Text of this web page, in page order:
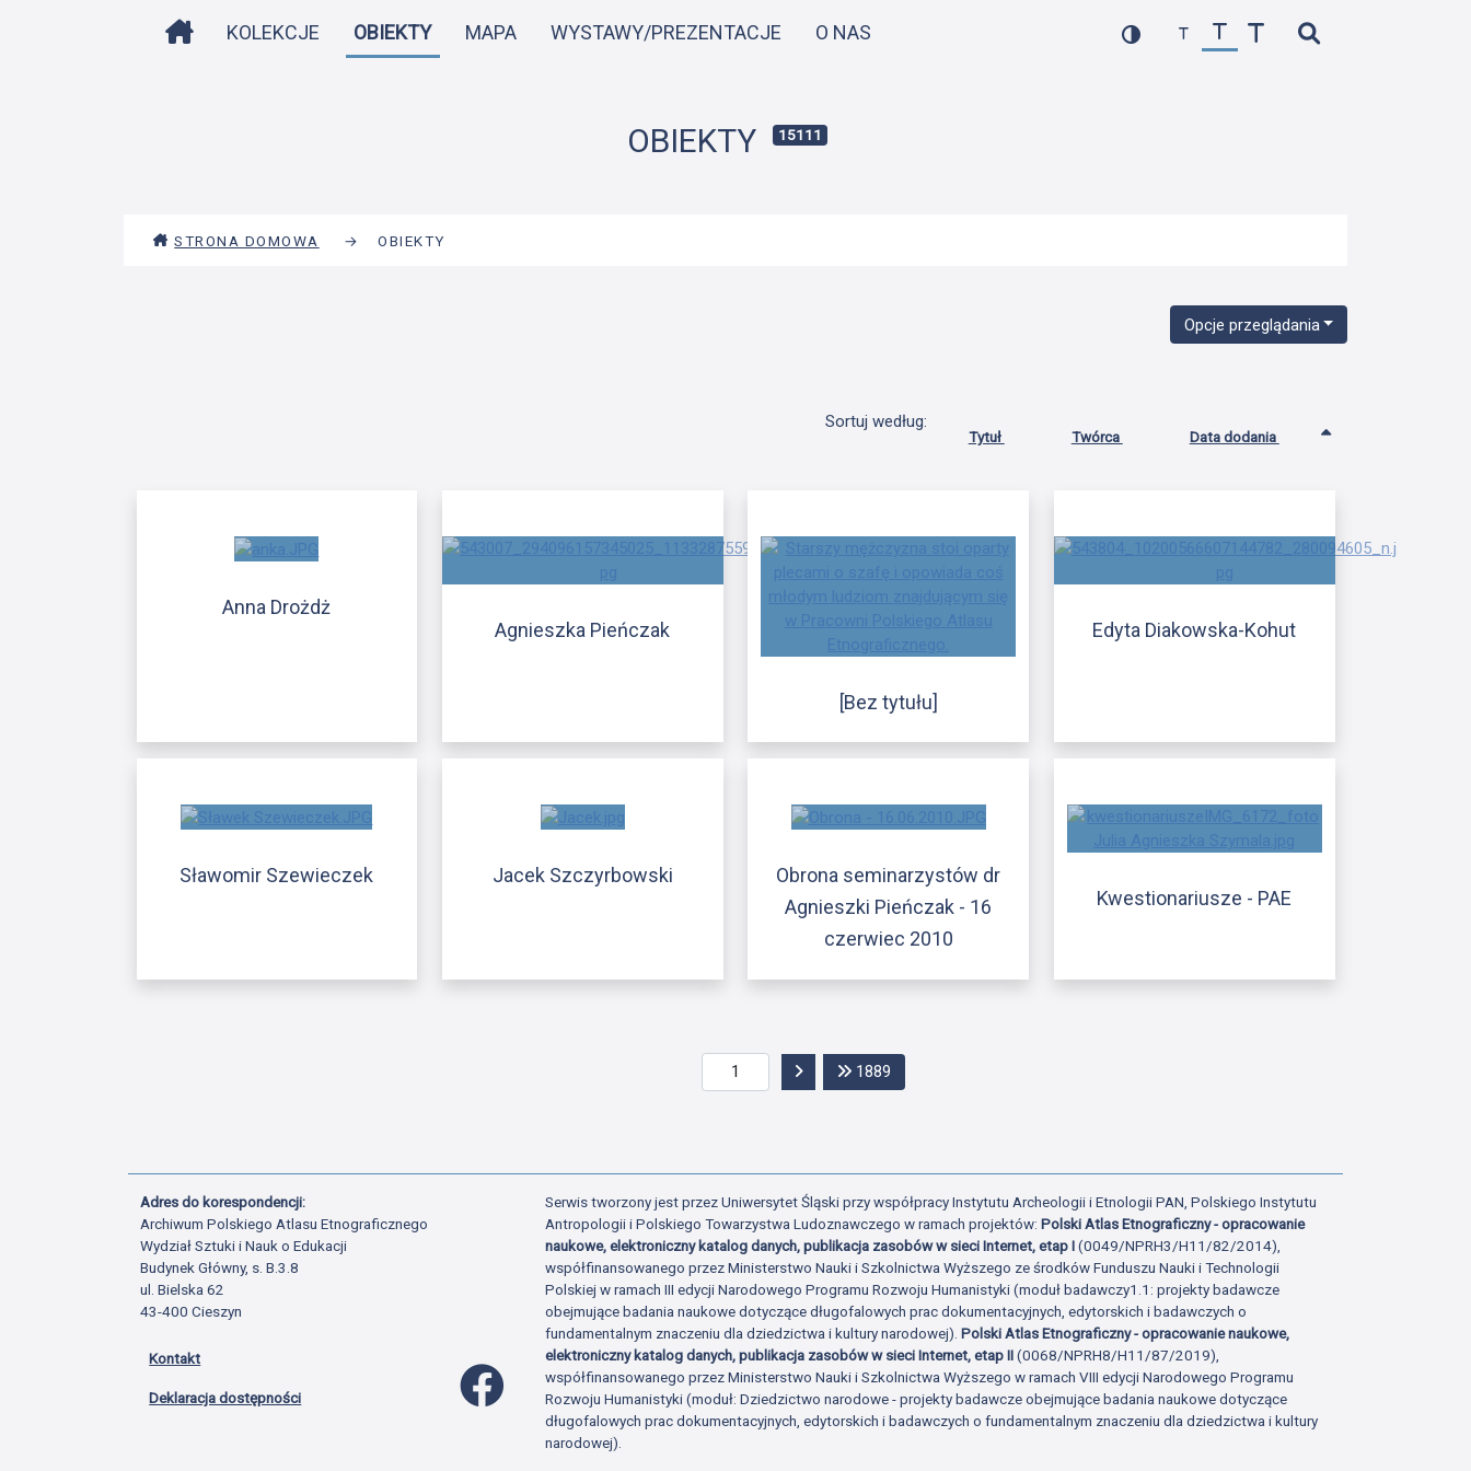
do
STRONA DOMOWA
KOLEKCJE OBIEKTY MAPA WYSTAWY/PREZENTACJE O NAS
OBIEKTY 15111
STRONA DOMOWA → OBIEKTY
Opcje przeglądania
Sortuj według:
Tytuł Twórca Data dodania
Anna Drożdż
Agnieszka Pieńczak
[Bez tytułu]
Edyta Diakowska-Kohut
Sławomir Szewieczek Jacek Szczyrbowski
Obrona seminarzystów dr
Agnieszki Pieńczak - 16
czerwiec 2010
Kwestionariusze - PAE
Przejdź do następnej strony
1889
Adres do korespondencji:
Archiwum Polskiego Atlasu Etnograficznego
Wydział Sztuki i Nauk o Edukacji
Budynek Główny, s. B.3.8
ul. Bielska 62
43-400 Cieszyn
Kontakt
Deklaracja dostępności
Profil Facebook
Serwis tworzony jest przez Uniwersytet Śląski przy współpracy Instytutu Archeologii i Etnologii PAN, Polskiego Instytutu
Antropologii i Polskiego Towarzystwa Ludoznawczego w ramach projektów:Polski Atlas Etnograficzny - opracowanie
naukowe, elektroniczny katalog danych, publikacja zasobów w sieci Internet, etap I(0049/NPRH3/H11/82/2014),
współfinansowanego przez Ministerstwo Nauki i Szkolnictwa Wyższego ze środków Funduszu Nauki i Technologii
Polskiej w ramach III edycji Narodowego Programu Rozwoju Humanistyki (moduł badawczy1.1: projekty badawcze
obejmujące badania naukowe dotyczące długofalowych prac dokumentacyjnych, edytorskich i badawczych o
fundamentalnym znaczeniu dla dziedzictwa i kultury narodowej).Polski Atlas Etnograficzny - opracowanie naukowe,
elektroniczny katalog danych, publikacja zasobów w sieci Internet, etap II(0068/NPRH8/H11/87/2019),
współfinansowanego przez Ministerstwo Nauki i Szkolnictwa Wyższego w ramach VIII edycji Narodowego Programu
Rozwoju Humanistyki (moduł: Dziedzictwo narodowe - projekty badawcze obejmujące badania naukowe dotyczące
długofalowych prac dokumentacyjnych, edytorskich i badawczych o fundamentalnym znaczeniu dla dziedzictwa i kultury
narodowej).